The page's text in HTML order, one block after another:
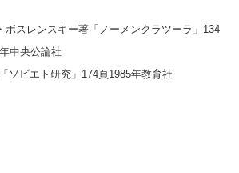
ボスレンスキー著「ノーメンクラツーラ」134
中央公論社
ソビエト研究」174頁1985年教育社